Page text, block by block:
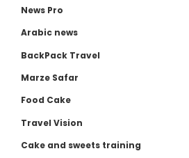
News Pro
Arabic news
BackPack Travel
Marze Safar
Food Cake
Travel Vision
Cake and sweets training